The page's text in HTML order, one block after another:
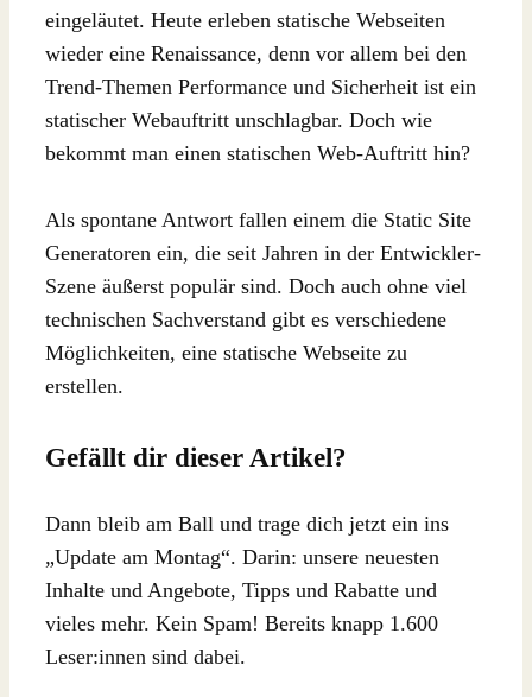
eingeläutet. Heute erleben statische Webseiten
wieder eine Renaissance, denn vor allem bei den
Trend-Themen Performance und Sicherheit ist ein
statischer Webauftritt unschlagbar. Doch wie
bekommt man einen statischen Web-Auftritt hin?
Als spontane Antwort fallen einem die Static Site
Generatoren ein, die seit Jahren in der Entwickler-
Szene äußerst populär sind. Doch auch ohne viel
technischen Sachverstand gibt es verschiedene
Möglichkeiten, eine statische Webseite zu
erstellen.
Gefällt dir dieser Artikel?
Dann bleib am Ball und trage dich jetzt ein ins
„Update am Montag“. Darin: unsere neuesten
Inhalte und Angebote, Tipps und Rabatte und
vieles mehr. Kein Spam! Bereits knapp 1.600
Leser:innen sind dabei.